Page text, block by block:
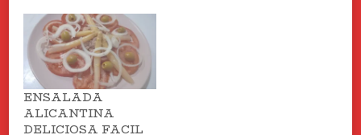
ENSALADA
ALICANTINA
DELICIOSA FACIL